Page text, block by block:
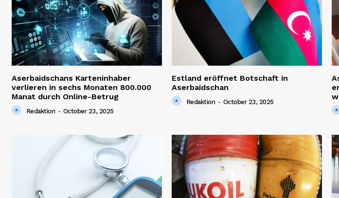
Aserbaidschans Karteninhaber
verlieren in sechs Monaten 800.000
Manat durch Online-Betrug
Redaktion - October 23, 2025
Estland eröffnet Botschaft in
Aserbaidschan
Redaktion - October 23, 2025